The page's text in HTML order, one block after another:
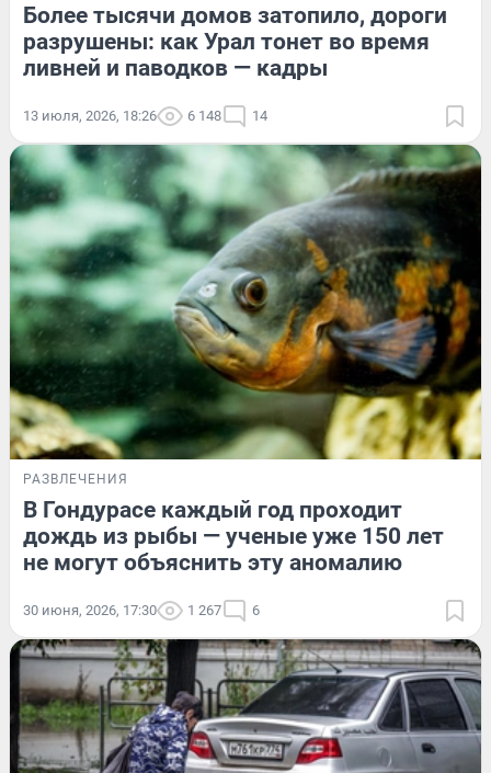
Более тысячи домов затопило, дороги
разрушены: как Урал тонет во время
ливней и паводков — кадры
13 июля, 2026, 18:26 6 148 14
РАЗВЛЕЧЕНИЯ
В Гондурасе каждый год проходит
дождь из рыбы — ученые уже 150 лет
не могут объяснить эту аномалию
30 июня, 2026, 17:30 1 267 6